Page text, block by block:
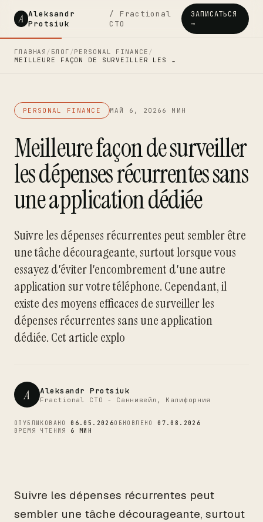
A Aleksandr
Protsiuk
/ Fractional
CTO
ЗАПИСАТЬСЯ
→
ГЛАВНАЯ / БЛОГ /PERSONAL FINANCE /
MEILLEURE FAÇON DE SURVEILLER LES …
PERSONAL FINANCE МАЙ 6, 2026 6 МИН
Meilleure façon de surveiller
les dépenses récurrentes sans
une application dédiée
Suivre les dépenses récurrentes peut sembler être
une tâche décourageante, surtout lorsque vous
essayez d'éviter l'encombrement d'une autre
application sur votre téléphone. Cependant, il
existe des moyens efficaces de surveiller les
dépenses récurrentes sans une application
dédiée. Cet article explo
A Aleksandr Protsiuk
Fractional CTO - Саннивейл, Калифорния
ОПУБЛИКОВАНО06.05.2026ОБНОВЛЕНО07.08.2026
ВРЕМЯ ЧТЕНИЯ 6 МИН
Suivre les dépenses récurrentes peut
sembler une tâche décourageante, surtout